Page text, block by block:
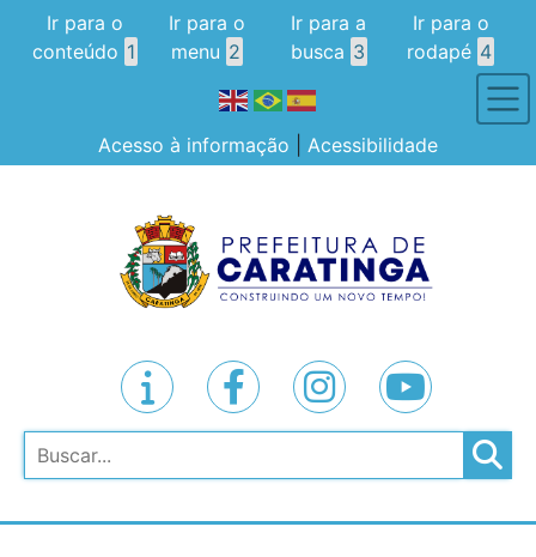
Ir para o
conteúdo 1
Ir para o
menu 2
Ir para a
busca 3
Ir para o
rodapé 4
Acesso à informação Acessibilidade
Pesquisar